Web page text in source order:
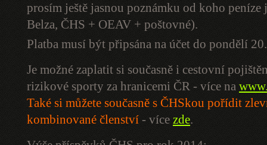
prosím ještě jasnou poznámku od koho
Belza, ČHS + OEAV + poštovné).
Platba musí být připsána na účet do pondělí
Je možné zaplatit si současně i cestovní
rizikové sporty za hranicemi ČR - více na
Také si můžete současně s ČHSkou pořídit
kombinované členství - více zde.